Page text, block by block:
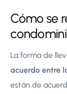
Cómo se
La forma de
acuerdo entre
están de